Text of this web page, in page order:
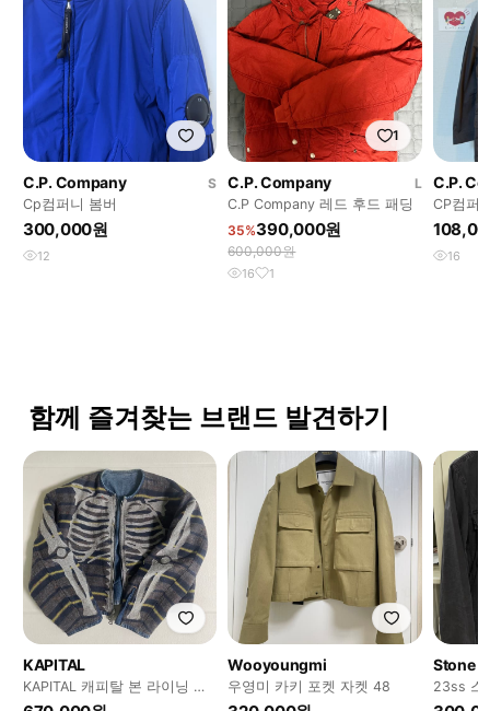
C.P. Company
S
Cp컴퍼니 봄버
300,000원
12
1
C.P. Company
L
C.P Company 레드 후드 패딩
35%390,000원
600,000원
16 1
C.P.
CP컴퍼
켓
16
함께 즐겨찾는 브랜드 발견하기
KAPITAL
KAPITAL 캐피탈 본 라이닝 리
버시블 모토크로스 인디고 5
Wooyoungmi
우영미 카키 포켓 자켓 48
Stone
23ss 스
블랙 M